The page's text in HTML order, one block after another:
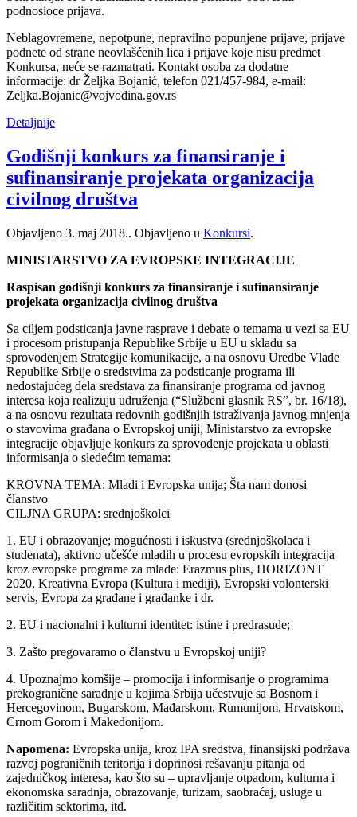
podnosioce prijava.
Neblagovremene, nepotpune, nepravilno popunjene prijave, prijave
podnete od strane neovlašćenih lica i prijave koje nisu predmet
Konkursa, neće se razmatrati. Kontakt osoba za dodatne
informacije: dr Željka Bojanić, telefon 021/457-984, e-mail:
Zeljka.Bojanic@vojvodina.gov.rs
Detaljnije
Godišnji konkurs za finansiranje i
sufinansiranje projekata organizacija
civilnog društva
Objavljeno 3. maj 2018.. Objavljeno u Konkursi.
MINISTARSTVO ZA EVROPSKE INTEGRACIJE
Raspisan godišnji konkurs za finansiranje i sufinansiranje
projekata organizacija civilnog društva
Sa ciljem podsticanja javne rasprave i debate o temama u vezi sa EU
i procesom pristupanja Republike Srbije u EU u skladu sa
sprovođenjem Strategije komunikacije, a na osnovu Uredbe Vlade
Republike Srbije o sredstvima za podsticanje programa ili
nedostajućeg dela sredstava za finansiranje programa od javnog
interesa koja realizuju udruženja (“Službeni glasnik RS”, br. 16/18),
a na osnovu rezultata redovnih godišnjih istraživanja javnog mnjenja
o stavovima građana o Evropskoj uniji, Ministarstvo za evropske
integracije objavljuje konkurs za sprovođenje projekata u oblasti
informisanja o sledećim temama:
KROVNA TEMA: Mladi i Evropska unija; Šta nam donosi
članstvo
CILJNA GRUPA: srednjoškolci
1. EU i obrazovanje; mogućnosti i iskustva (srednjoškolaca i
studenata), aktivno učešće mladih u procesu evropskih integracija
kroz evropske programe za mlade: Erazmus plus, HORIZONT
2020, Kreativna Evropa (Kultura i mediji), Evropski volonterski
servis, Evropa za građane i građanke i dr.
2. EU i nacionalni i kulturni identitet: istine i predrasude;
3. Zašto pregovaramo o članstvu u Evropskoj uniji?
4. Upoznajmo komšije – promocija i informisanje o programima
prekogranične saradnje u kojima Srbija učestvuje sa Bosnom i
Hercegovinom, Bugarskom, Mađarskom, Rumunijom, Hrvatskom,
Crnom Gorom i Makedonijom.
Napomena: Evropska unija, kroz IPA sredstva, finansijski podržava
razvoj pograničnih teritorija i doprinosi rešavanju pitanja od
zajedničkog interesa, kao što su – upravljanje otpadom, kulturna i
ekonomska saradnja, obrazovanje, turizam, saobraćaj, usluge u
različitim sektorima, itd.